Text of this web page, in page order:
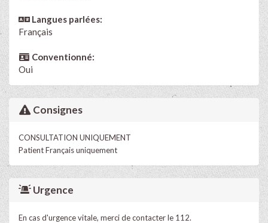
Langues parlées:
Français
Conventionné:
Oui
Consignes
CONSULTATION UNIQUEMENT
Patient Français uniquement
Urgence
En cas d'urgence vitale, merci de contacter le 112.